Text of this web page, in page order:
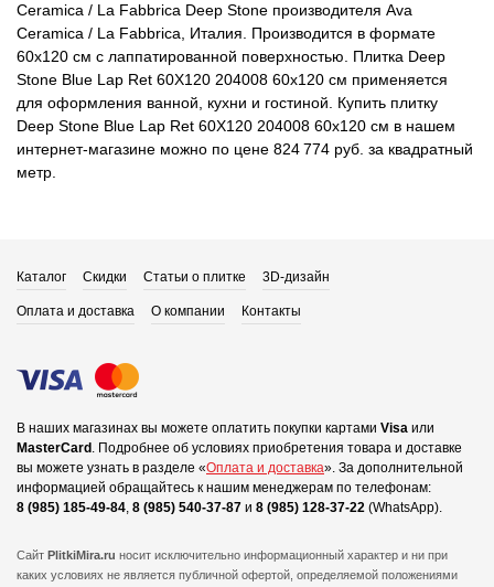
Ceramica / La Fabbrica Deep Stone производителя Ava
Ceramica / La Fabbrica, Италия. Производится в формате
60x120 см с лаппатированной поверхностью. Плитка Deep
Stone Blue Lap Ret 60X120 204008 60x120 см применяется
для оформления ванной, кухни и гостиной. Купить плитку
Deep Stone Blue Lap Ret 60X120 204008 60x120 см в нашем
интернет-магазине можно по цене 824 774 руб. за квадратный
метр.
Каталог Скидки Статьи о плитке 3D-дизайн
Оплата и доставка О компании Контакты
В наших магазинах вы можете оплатить покупки картами Visa или
MasterCard . Подробнее об условиях приобретения товара и доставке
вы можете узнать в разделе «Оплата и доставка». За дополнительной
информацией обращайтесь к нашим менеджерам по телефонам:
8 (985) 185-49-84, 8 (985) 540-37-87 и 8 (985) 128-37-22 (WhatsApp).
Сайт PlitkiMira.ru носит исключительно информационный характер и ни при
каких условиях не является публичной офертой, определяемой положениями